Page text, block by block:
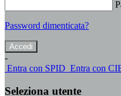
Password dimenticata?
-
Entra con SPID Entra con
Seleziona utente